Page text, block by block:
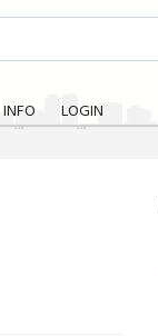
INFO
LOGIN